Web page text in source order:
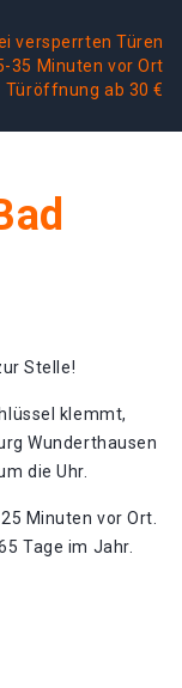
versperrten Türen
35 Minuten vor Ort
Türöffnung ab 30 €
Stelle!
klemmt,
Wunderthausen
die Uhr.
Minuten vor Ort.
Tage im Jahr.